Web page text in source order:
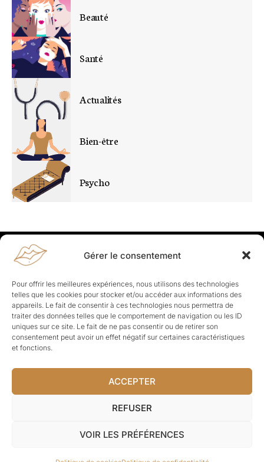
Gérer le consentement
Pour offrir les meilleures expériences, nous utilisons des technologies
telles que les cookies pour stocker et/ou accéder aux informations des
appareils. Le fait de consentir à ces technologies nous permettra de
traiter des données telles que le comportement de navigation ou les ID
uniques sur ce site. Le fait de ne pas consentir ou de retirer son
consentement peut avoir un effet négatif sur certaines caractéristiques
et fonctions.
ACCEPTER
REFUSER
VOIR LES PRÉFÉRENCES
Beauté
Santé
Actualités
Bien-être
Psycho
Rapporteuses
À propos de Rapporteuses :Rapporteuses, c’est l’histoire de
Parisiennes, bien dans leurs baskets qui aiment rapporter ce qui leur
cause, leur apporte et leur rapporte !
Les Topics
Société Politique Business Culture
Sport
Lifestyle